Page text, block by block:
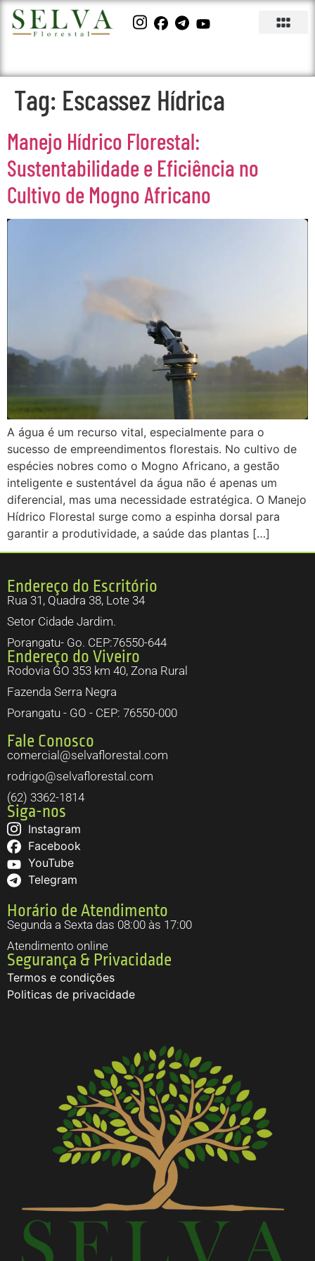
Tag: Escassez Hídrica
Manejo Hídrico Florestal:
Sustentabilidade e Eficiência no
Cultivo de Mogno Africano
A água é um recurso vital, especialmente para o
sucesso de empreendimentos florestais. No cultivo de
espécies nobres como o Mogno Africano, a gestão
inteligente e sustentável da água não é apenas um
diferencial, mas uma necessidade estratégica. O Manejo
Hídrico Florestal surge como a espinha dorsal para
garantir a produtividade, a saúde das plantas […]
Endereço do Escritório
Rua 31, Quadra 38, Lote 34
Setor Cidade Jardim.
Porangatu- Go. CEP:76550-644
Endereço do Viveiro
Rodovia GO 353 km 40, Zona Rural
Fazenda Serra Negra
Porangatu - GO - CEP: 76550-000
Fale Conosco
comercial@selvaflorestal.com
rodrigo@selvaflorestal.com
(62) 3362-1814
Siga-nos
Instagram
Facebook
YouTube
Telegram
Horário de Atendimento
Segunda a Sexta das 08:00 às 17:00
Atendimento online
Segurança & Privacidade
Termos e condições
Politicas de privacidade